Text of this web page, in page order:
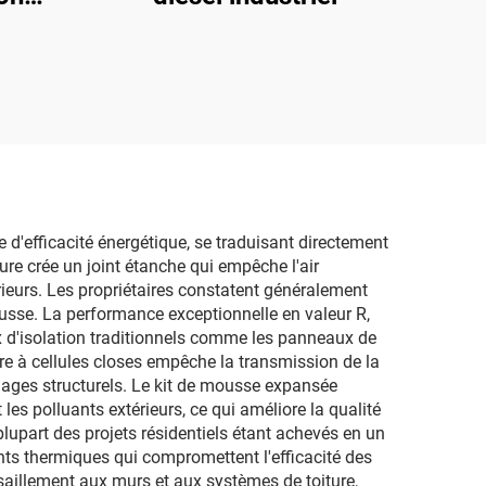
énergétique, se traduisant directement
crée un joint étanche qui empêche l'air
Les propriétaires constatent généralement
La performance exceptionnelle en valeur R,
d'isolation traditionnels comme les panneaux de
à cellules closes empêche la transmission de la
structurels. Le kit de mousse expansée
polluants extérieurs, ce qui améliore la qualité
des projets résidentiels étant achevés en un
thermiques qui compromettent l'efficacité des
aux murs et aux systèmes de toiture,